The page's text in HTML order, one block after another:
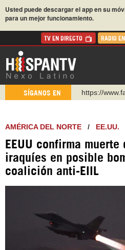
Usted puede descargar el app en su
para un mejor funcionamiento.
TV EN DIRECTO RADIO
SÍGANOS EN https://
https://
https://t.me/
https://
WhatsApp y
Instagram
AMÉRICA DEL NORTE / EE.UU.
EEUU confirma muerte
iraquíes en posible
coalición anti-EIIL